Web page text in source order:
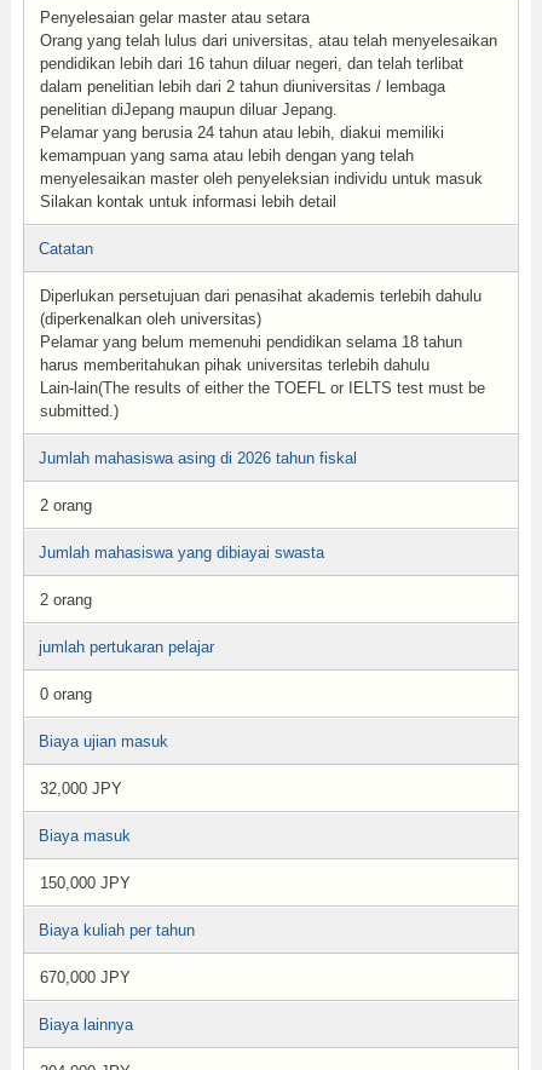
Penyelesaian gelar master atau setara
Orang yang telah lulus dari universitas, atau telah menyelesaikan
pendidikan lebih dari 16 tahun diluar negeri, dan telah terlibat
dalam penelitian lebih dari 2 tahun diuniversitas / lembaga
penelitian diJepang maupun diluar Jepang.
Pelamar yang berusia 24 tahun atau lebih, diakui memiliki
kemampuan yang sama atau lebih dengan yang telah
menyelesaikan master oleh penyeleksian individu untuk masuk
Silakan kontak untuk informasi lebih detail
Catatan
Diperlukan persetujuan dari penasihat akademis terlebih dahulu
(diperkenalkan oleh universitas)
Pelamar yang belum memenuhi pendidikan selama 18 tahun
harus memberitahukan pihak universitas terlebih dahulu
Lain-lain(The results of either the TOEFL or IELTS test must be
submitted.)
Jumlah mahasiswa asing di 2026 tahun fiskal
2 orang
Jumlah mahasiswa yang dibiayai swasta
2 orang
jumlah pertukaran pelajar
0 orang
Biaya ujian masuk
32,000 JPY
Biaya masuk
150,000 JPY
Biaya kuliah per tahun
670,000 JPY
Biaya lainnya